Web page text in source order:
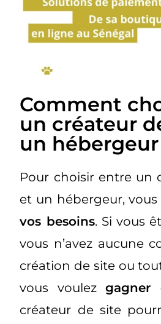
Comment
un créateur
un
Pour choisir entre un
et un hébergeur, vous
vos besoins. Si vous
vous n’avez aucune
création de site ou
vous voulezgagner
créateur de site